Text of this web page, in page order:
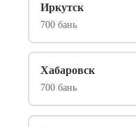
Иркутск
700 бань
Хабаровск
700 бань